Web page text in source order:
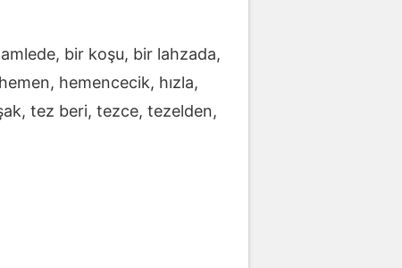
bir koşu, bir lahzada,
hemencecik, hızla,
tez beri, tezce, tezelden,